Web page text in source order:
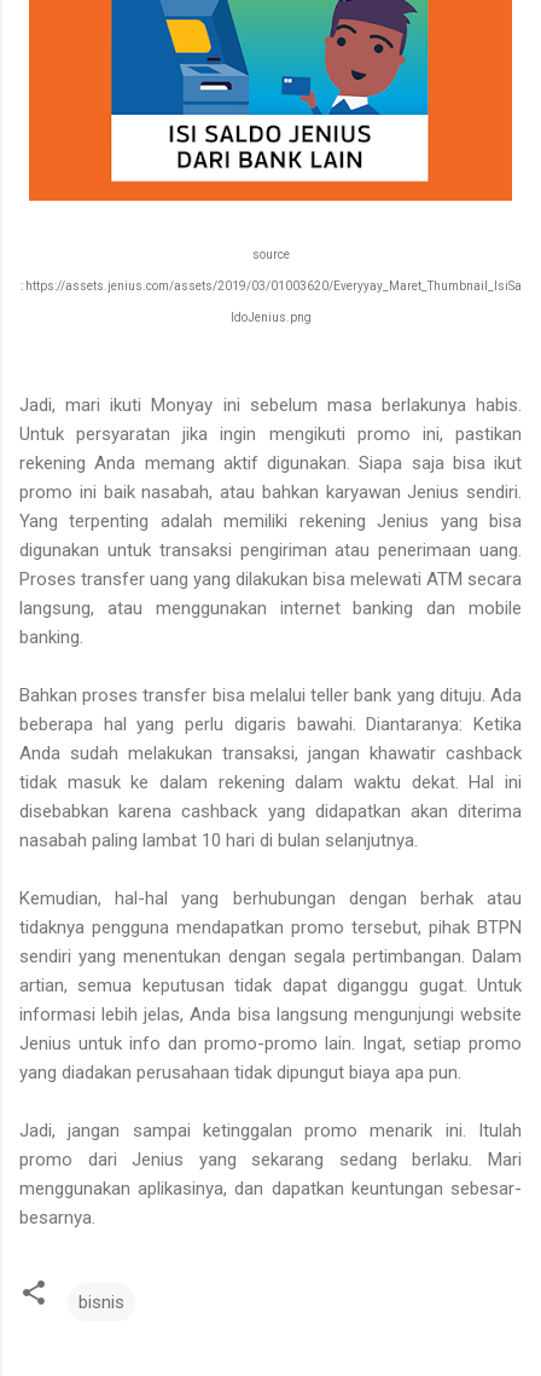
source
: https://assets.jenius.com/assets/2019/03/01003620/Everyyay_Maret_Thumbnail_IsiSa
ldoJenius.png
Jadi, mari ikuti Monyay ini sebelum masa berlakunya habis.
Untuk persyaratan jika ingin mengikuti promo ini, pastikan
rekening Anda memang aktif digunakan. Siapa saja bisa ikut
promo ini baik nasabah, atau bahkan karyawan Jenius sendiri.
Yang terpenting adalah memiliki rekening Jenius yang bisa
digunakan untuk transaksi pengiriman atau penerimaan uang.
Proses transfer uang yang dilakukan bisa melewati ATM secara
langsung, atau menggunakan internet banking dan mobile
banking.
Bahkan proses transfer bisa melalui teller bank yang dituju. Ada
beberapa hal yang perlu digaris bawahi. Diantaranya: Ketika
Anda sudah melakukan transaksi, jangan khawatir cashback
tidak masuk ke dalam rekening dalam waktu dekat. Hal ini
disebabkan karena cashback yang didapatkan akan diterima
nasabah paling lambat 10 hari di bulan selanjutnya.
Kemudian, hal-hal yang berhubungan dengan berhak atau
tidaknya pengguna mendapatkan promo tersebut, pihak BTPN
sendiri yang menentukan dengan segala pertimbangan. Dalam
artian, semua keputusan tidak dapat diganggu gugat. Untuk
informasi lebih jelas, Anda bisa langsung mengunjungi website
Jenius untuk info dan promo-promo lain. Ingat, setiap promo
yang diadakan perusahaan tidak dipungut biaya apa pun.
Jadi, jangan sampai ketinggalan promo menarik ini. Itulah
promo dari Jenius yang sekarang sedang berlaku. Mari
menggunakan aplikasinya, dan dapatkan keuntungan sebesar-
besarnya.
bisnis